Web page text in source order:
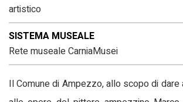
artistico
SISTEMA MUSEALE
Rete museale CarniaMusei
Il Comune di Ampezzo, allo scopo di dare